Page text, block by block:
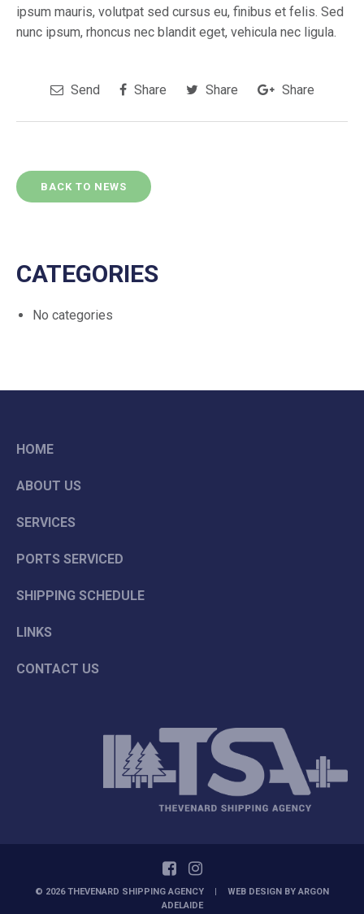
ipsum mauris, volutpat sed cursus eu, finibus et felis. Sed
nunc ipsum, rhoncus nec blandit eget, vehicula nec ligula.
Send Share Share Share
BACK TO NEWS
CATEGORIES
No categories
HOME
ABOUT US
SERVICES
PORTS SERVICED
SHIPPING SCHEDULE
LINKS
CONTACT US
© 2026 THEVENARD SHIPPING AGENCY WEB DESIGN BYARGON
ADELAIDE